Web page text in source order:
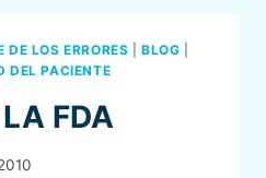
DE LOS ERRORES |BLOG
DEL PACIENTE
FDA